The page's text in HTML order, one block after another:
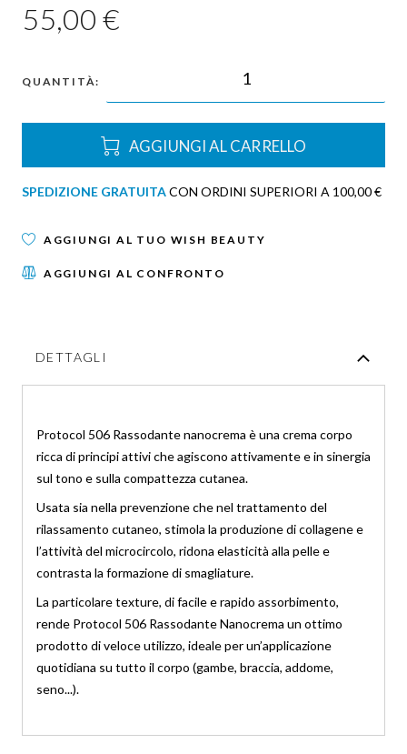
55,00 €
QUANTITÀ:
AGGIUNGI AL CARRELLO
SPEDIZIONE GRATUITACON ORDINI SUPERIORI A 100,00 €
AGGIUNGI AL TUO WISH BEAUTY
AGGIUNGI AL CONFRONTO
DETTAGLI
Protocol 506 Rassodante nanocrema è una crema corpo
ricca di principi attivi che agiscono attivamente e in sinergia
sul tono e sulla compattezza cutanea.
Usata sia nella prevenzione che nel trattamento del
rilassamento cutaneo, stimola la produzione di collagene e
l’attività del microcircolo, ridona elasticità alla pelle e
contrasta la formazione di smagliature.
La particolare texture, di facile e rapido assorbimento,
rende Protocol 506 Rassodante Nanocrema un ottimo
prodotto di veloce utilizzo, ideale per un’applicazione
quotidiana su tutto il corpo (gambe, braccia, addome,
seno...).